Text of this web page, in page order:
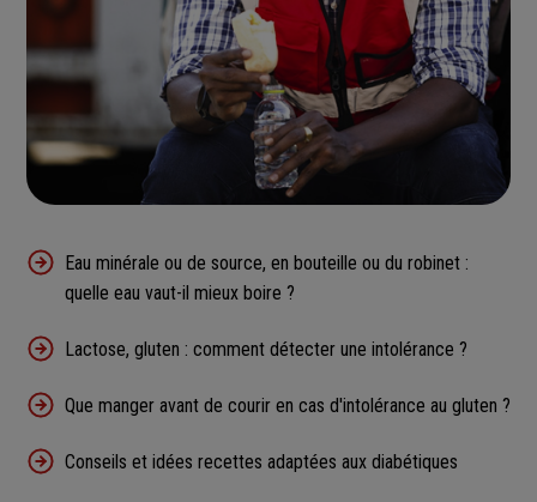
Eau minérale ou de source, en bouteille ou du robinet :
quelle eau vaut-il mieux boire ?
Lactose, gluten : comment détecter une intolérance ?
Que manger avant de courir en cas d'intolérance au gluten ?
Conseils et idées recettes adaptées aux diabétiques